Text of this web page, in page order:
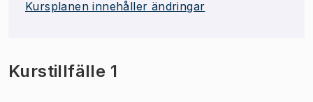
Kursplanen innehåller ändringar
Kurstillfälle 1